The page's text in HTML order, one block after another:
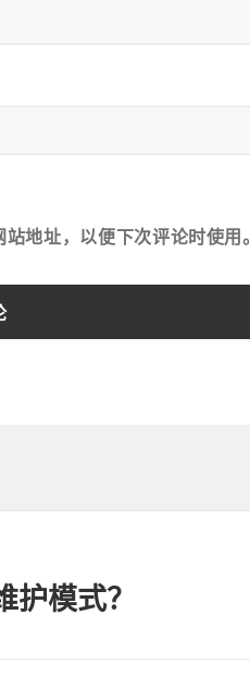
地址，以便下次评论时使用。
模式？